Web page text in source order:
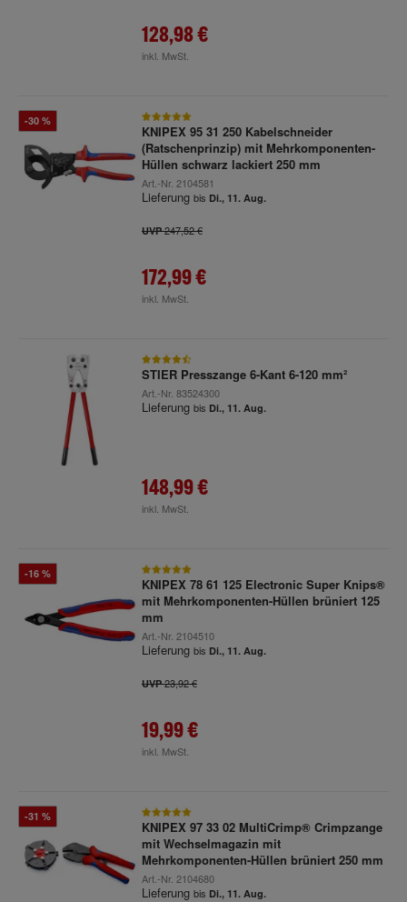
128,98 €
inkl. MwSt.
-30 %
KNIPEX 95 31 250 Kabelschneider
(Ratschenprinzip) mit Mehrkomponenten-
Hüllen schwarz lackiert 250 mm
Art.-Nr. 2104581
Lieferung bis Di., 11. Aug.
UVP247,52 €
172,99 €
inkl. MwSt.
STIER Presszange 6-Kant 6-120 mm²
Art.-Nr. 83524300
Lieferung bis Di., 11. Aug.
148,99 €
inkl. MwSt.
-16 %
KNIPEX 78 61 125 Electronic Super Knips®
mit Mehrkomponenten-Hüllen brüniert 125
mm
Art.-Nr. 2104510
Lieferung bis Di., 11. Aug.
UVP23,92 €
19,99 €
inkl. MwSt.
-31 %
KNIPEX 97 33 02 MultiCrimp® Crimpzange
mit Wechselmagazin mit
Mehrkomponenten-Hüllen brüniert 250 mm
Art.-Nr. 2104680
Lieferung bis Di., 11. Aug.